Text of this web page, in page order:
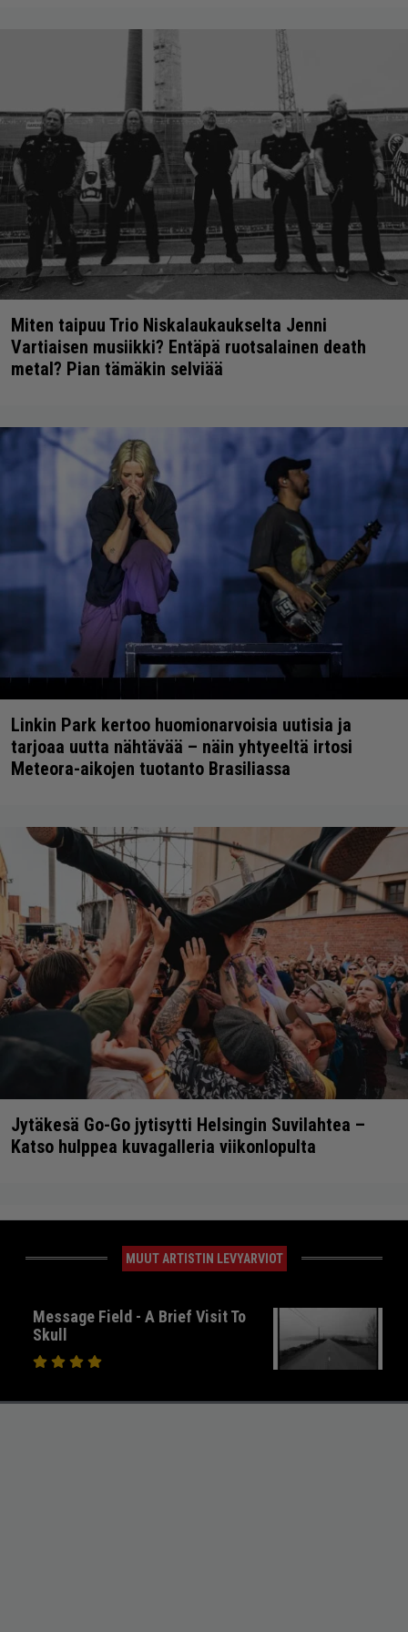
Miten taipuu Trio Niskalaukaukselta Jenni
Vartiaisen musiikki? Entäpä ruotsalainen death
metal? Pian tämäkin selviää
Linkin Park kertoo huomionarvoisia uutisia ja
tarjoaa uutta nähtävää – näin yhtyeeltä irtosi
Meteora-aikojen tuotanto Brasiliassa
Jytäkesä Go-Go jytisytti Helsingin Suvilahtea –
Katso hulppea kuvagalleria viikonlopulta
MUUT ARTISTIN LEVYARVIOT
Message Field - A Brief Visit To
Skull